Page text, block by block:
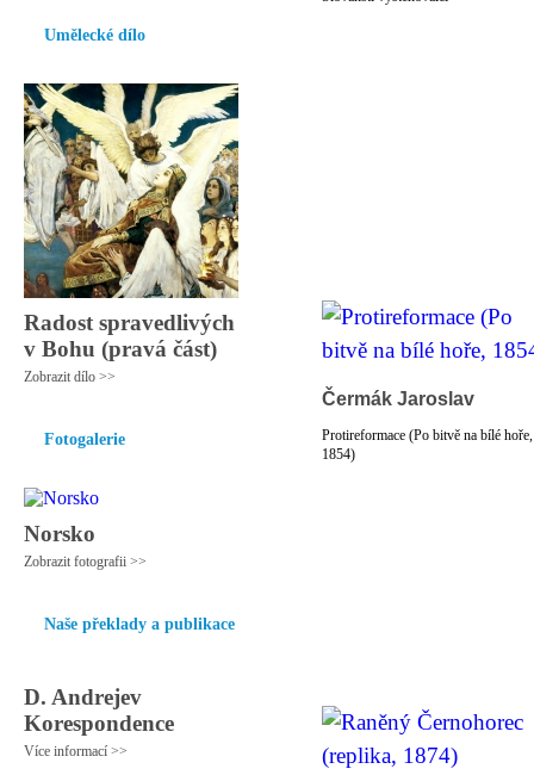
Umělecké dílo
Radost spravedlivých
v Bohu (pravá část)
Zobrazit dílo >>
Fotogalerie
Norsko
Zobrazit fotografii >>
Naše překlady a publikace
D. Andrejev
Korespondence
Více informací >>
Čermák Jaroslav
Protireformace (Po bitvě na bílé hoře,
1854)